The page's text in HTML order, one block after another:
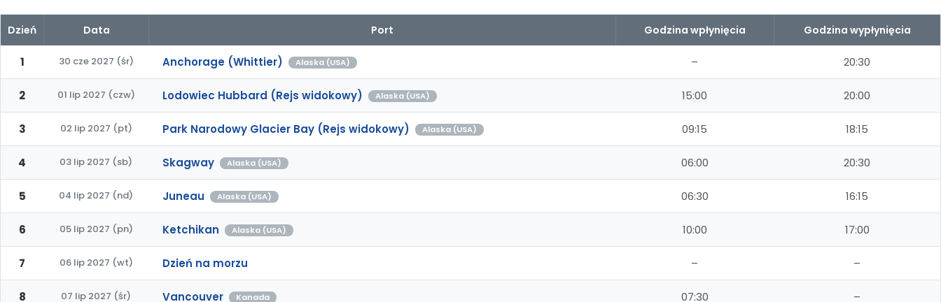
Dzień Data Port Godzina wpłynięcia Godzina wypłynięcia
1 30 cze 2027 (śr) Anchorage (Whittier) Alaska (USA) – 20:30
2 01 lip 2027 (czw) Lodowiec Hubbard (Rejs widokowy) Alaska (USA) 15:00 20:00
3 02 lip 2027 (pt) Park Narodowy Glacier Bay (Rejs widokowy) Alaska (USA) 09:15 18:15
4 03 lip 2027 (sb) Skagway Alaska (USA) 06:00 20:30
5 04 lip 2027 (nd) Juneau Alaska (USA) 06:30 16:15
6 05 lip 2027 (pn) Ketchikan Alaska (USA) 10:00 17:00
7 06 lip 2027 (wt) Dzień na morzu – –
8 07 lip 2027 (śr) Vancouver Kanada 07:30 –